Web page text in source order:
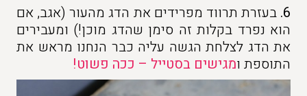
6. בעזרת תרווד מפרידים את הדג מהעור (אגב, אם
הוא נפרד בקלות זה סימן שהדג מוכן!) ומעבירים
את הדג לצלחת הגשה עליה כבר הנחנו מראש את
התוספת ומגישים בסטייל – ככה פשוט!